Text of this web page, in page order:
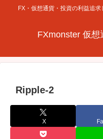
FX・仮想通貨・投資の利益追
FXmonster 仮想
Ripple-2
X